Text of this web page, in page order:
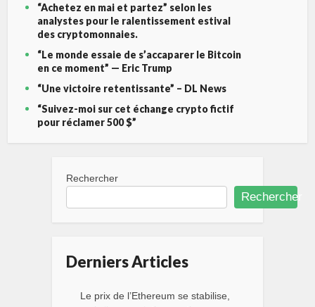
“Achetez en mai et partez” selon les
analystes pour le ralentissement estival
des cryptomonnaies.
“Le monde essaie de s’accaparer le Bitcoin
en ce moment” — Eric Trump
“Une victoire retentissante” – DL News
“Suivez-moi sur cet échange crypto fictif
pour réclamer 500 $”
Rechercher
Rechercher
Derniers Articles
Le prix de l’Ethereum se stabilise,